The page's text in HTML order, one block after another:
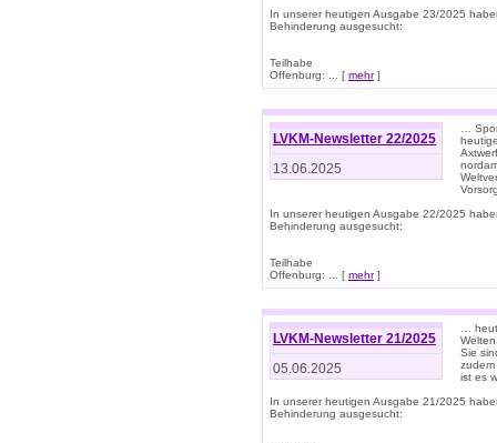
In unserer heutigen Ausgabe 23/2025
Behinderung ausgesucht:
Teilhabe
Offenburg: ... [ mehr]
LVKM-Newsletter 22/2025
13.06.2025
…
In unserer heutigen Ausgabe 22/2025
Behinderung ausgesucht:
Teilhabe
Offenburg: ... [ mehr]
LVKM-Newsletter 21/2025
05.06.2025
…
Sie
ist es
In unserer heutigen Ausgabe 21/2025
Behinderung ausgesucht: